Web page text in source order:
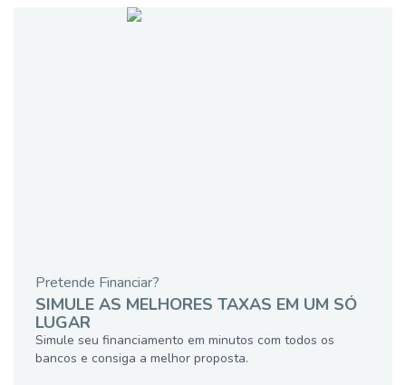
Pretende Financiar?
SIMULE AS MELHORES TAXAS EM UM SÓ
LUGAR
Simule seu financiamento em minutos com todos os
bancos e consiga a melhor proposta.